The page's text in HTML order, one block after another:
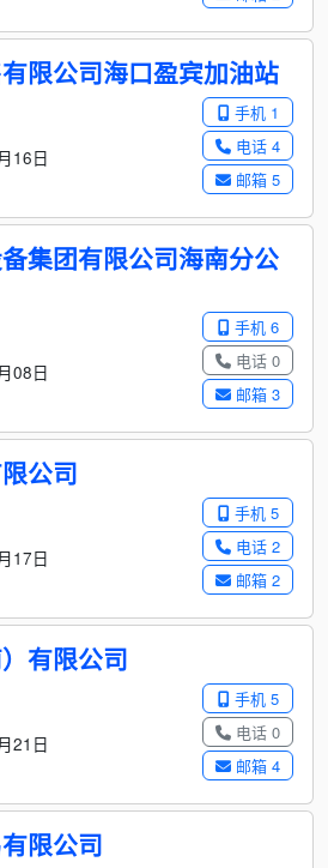
限公司海口盈宾加油站
手机 1
电话 4
邮箱 5
16日
集团有限公司海南分公
手机 6
电话 0
邮箱 3
08日
公司
手机 5
电话 2
邮箱 2
17日
有限公司
手机 5
电话 0
邮箱 4
21日
限公司